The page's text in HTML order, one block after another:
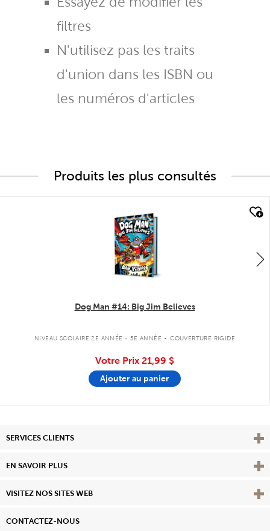
filtres
N'utilisez pas les traits
d'union dans les ISBN ou
les numéros d'articles
Produits les plus consultés
Dog Man #14: Big Jim Believes
NIVEAU SCOLAIRE 2E ANNÉE - 5E ANNÉE . COUVERTURE RIGIDE
Votre Prix 21,99 $
Ajouter au panier
SERVICES CLIENTS
EN SAVOIR PLUS View
VISITEZ NOS SITES WEB
CONTACTEZ-NOUS